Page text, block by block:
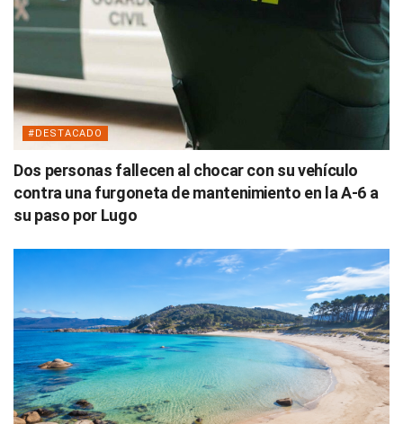
#DESTACADO
Dos personas fallecen al chocar con su vehículo
contra una furgoneta de mantenimiento en la A-6 a
su paso por Lugo